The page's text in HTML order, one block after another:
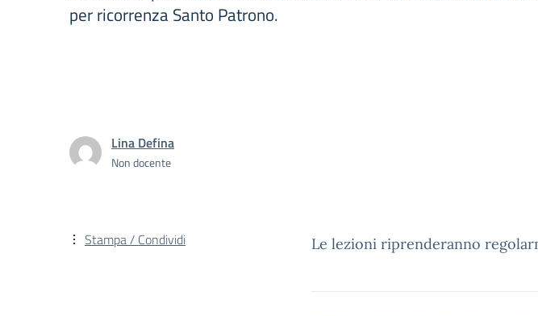
per ricorrenza Santo Patrono.
Lina Defina
Non docente
Le lezioni riprenderanno
Stampa / Condividi